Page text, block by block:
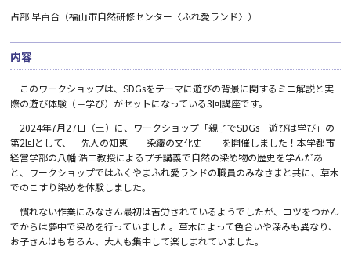
占部 早百合（福山市自然研修センター〈ふれ愛ランド〉）
内容
このワークショップは、SDGsをテーマに遊びの背景に関するミニ解説と実
際の遊び体験（＝学び）がセットになっている3回講座です。
2024年7月27日（土）に、ワークショップ「親子でSDGs 遊びは学び」の
第2回として、「先人の知恵 －染織の文化史－」を開催しました！本学都市
経営学部の八幡 浩二教授によるプチ講義で自然の染め物の歴史を学んだあ
と、ワークショップではふくやまふれ愛ランドの職員のみなさまと共に、草木
でのこすり染めを体験しました。
慣れない作業にみなさん最初は苦労されているようでしたが、コツをつかん
でからは夢中で染めを行っていました。草木によって色合いや深みも異なり、
お子さんはもちろん、大人も集中して楽しまれていました。